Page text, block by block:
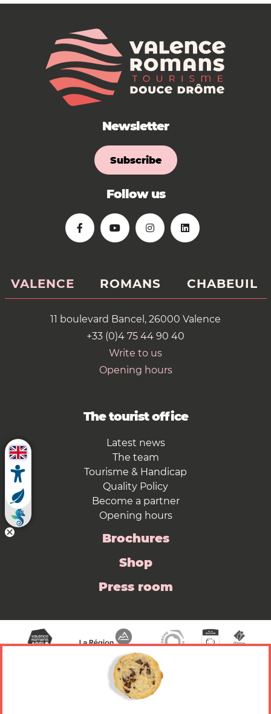
Newsletter
Subscribe
Follow us
VALENCE ROMANS CHABEUIL
11 boulevard Bancel, 26000 Valence
+33 (0)4 75 44 90 40
Write to us
Opening hours
The tourist office
Latest news
The team
Tourisme & Handicap
Quality Policy
Become a partner
Opening hours
Brochures
Shop
Press room